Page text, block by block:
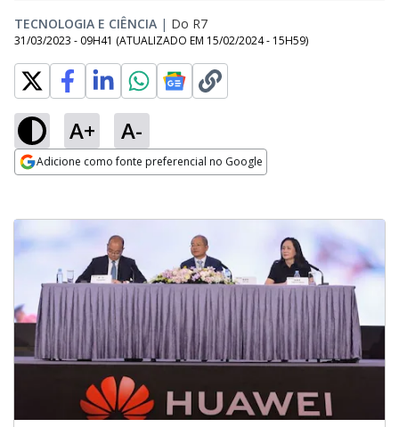
TECNOLOGIA E CIÊNCIA | Do R7
31/03/2023 - 09H41 (ATUALIZADO EM 15/02/2024 - 15H59)
A+ A-
Adicione como fonte preferencial no Google